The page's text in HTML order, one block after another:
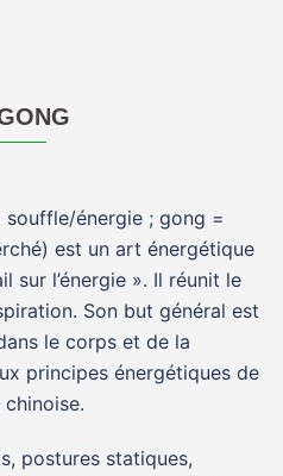
énergie ; gong =
est un art énergétique
sur l’énergie ». Il réunit le
Son but général est
le corps et de la
principes énergétiques de
postures statiques,